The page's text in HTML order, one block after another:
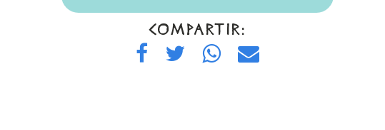
COMPARTIR: